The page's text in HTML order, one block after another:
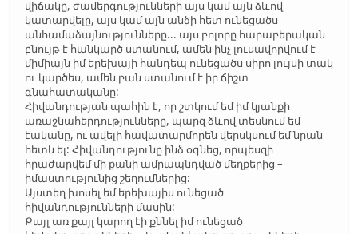
վիճակը, ժամերգությունների այս կամ այն ձևով
կատարվելը, այս կամ այն անձի հետ ունեցածս
անհամաձայնությունները... այս բոլորը հարաբերական
բնույթ է հանկարծ ստանում, ամեն ինչ լուսավորվում է
միմիայն իմ երեխայի հանդեպ ունեցածս սիրո լույսի տակ
ու կարծես, ամեն բան ստանում է իր ճիշտ
գնահատականը:
Հիվանդության պահին է, որ շտկում եմ իմ կյանքի
առաջնահերդությունները, պարզ ձևով տեսնում եմ
էականը, ու ավելի հավատարմորեն վերսկսում եմ նրան
հետևել: Հիվանդությունը ինձ օգնեց, որպեսզի
հրաժարվեմ մի քանի ամրապնդված մեղքերից –
իմաստությունից շեղումներից:
Այստեղ խոսել եմ երեխայիս ունեցած
հիվանդությունների մասին:
Քայլ առ քայլ կարող էի քննել իմ ունեցած